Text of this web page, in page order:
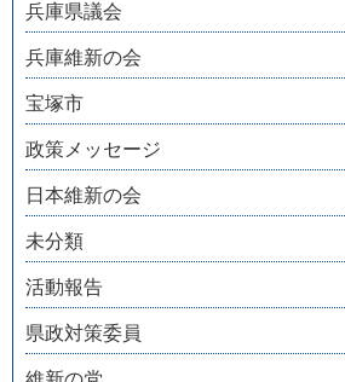
兵庫県議会
兵庫維新の会
宝塚市
政策メッセージ
日本維新の会
未分類
活動報告
県政対策委員